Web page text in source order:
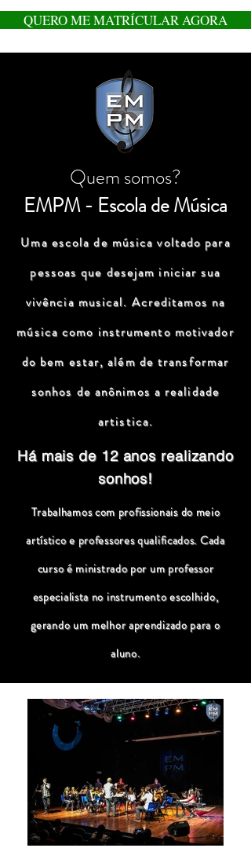
QUERO ME MATRÍCULAR AGORA
Quem somos?
EMPM - Escola de Música
Uma escola de música voltado para
pessoas que desejam iniciar sua
vivência musical. Acreditamos na
música como instrumento motivador
do bem estar, além de transformar
sonhos de anônimos a realidade
artistica.
Há mais de 12 anos realizando
sonhos!
Trabalhamos com profissionais do meio
artístico e professores qualificados. Cada
curso é ministrado por um professor
especialista no instrumento escolhido,
gerando um melhor aprendizado para o
aluno.